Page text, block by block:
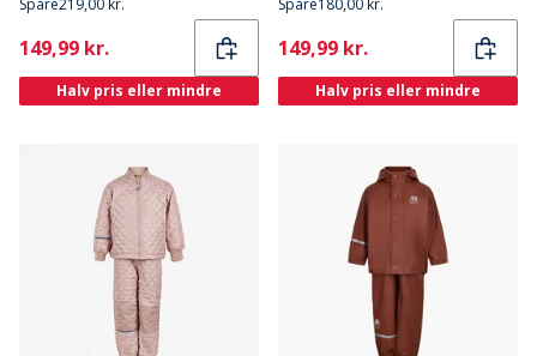
Spare219,00 kr.
Current
149,99 kr.
Halv pris eller mindre
Spare180,00 kr.
Current
149,99 kr.
Halv pris eller mindre